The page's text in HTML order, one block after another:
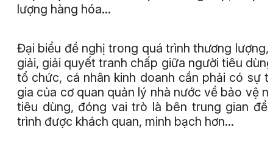
lượng hàng hóa…
Đại biểu đề nghị trong quá trình thương lượng,
giải, giải quyết tranh chấp giữa người tiêu
tổ chức, cá nhân kinh doanh cần phải có sự
gia của cơ quan quản lý nhà nước về bảo vệ
tiêu dùng, đóng vai trò là bên trung gian để
trình được khách quan, minh bạch hơn…